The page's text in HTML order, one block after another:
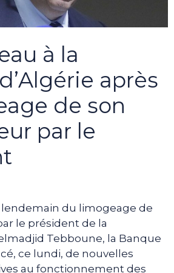
à la
après
de son
par le
lendemain du limogeage de
le président de la
Tebboune, la Banque
ce lundi, de nouvelles
au fonctionnement des